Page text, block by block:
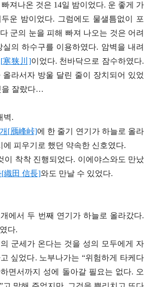
져나온 것은 14일 밤이었다. 운 좋게 가
운 밤이었다. 그럼에도 물샐틈없이 포
군의 눈을 피해 빠져 나오는 것은 어려
실의 하수구를 이용하였다. 암벽을 내려
寒狭 川]이었다. 천바닥으로 잠수하였다.
올라서자 방울 달린 줄이 장치되어 있었
잘랐다…
벽.
[鴈峰峠]에 한 줄기 연기가 하늘로 올라
에 피우기로 했던 약속한 신호였다.
이 착착 진행되었다. 이에야스와도 만났
[織田 信長]와도 만날 수 있었다.
에서 두 번째 연기가 하늘로 올라갔다.
다.
군세가 온다는 것을 성의 모두에게 자
싶었다. 노부나가는“위험하게 타케다
면서까지 성에 돌아갈 필요는 없다. 오